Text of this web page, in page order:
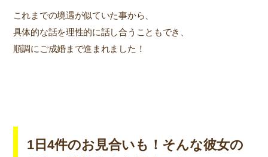
これまでの境遇が似ていた事から、
具体的な話を理性的に話し合うこともでき、
順調にご成婚まで進まれました！
1日4件のお見合いも！そんな彼女の